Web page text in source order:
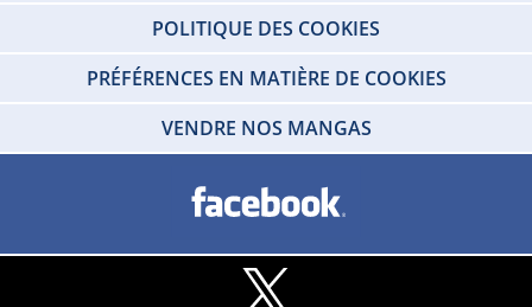
POLITIQUE DES COOKIES
PRÉFÉRENCES EN MATIÈRE DE COOKIES
VENDRE NOS MANGAS